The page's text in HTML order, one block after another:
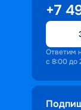
+7
Ответим
с 8:00 до